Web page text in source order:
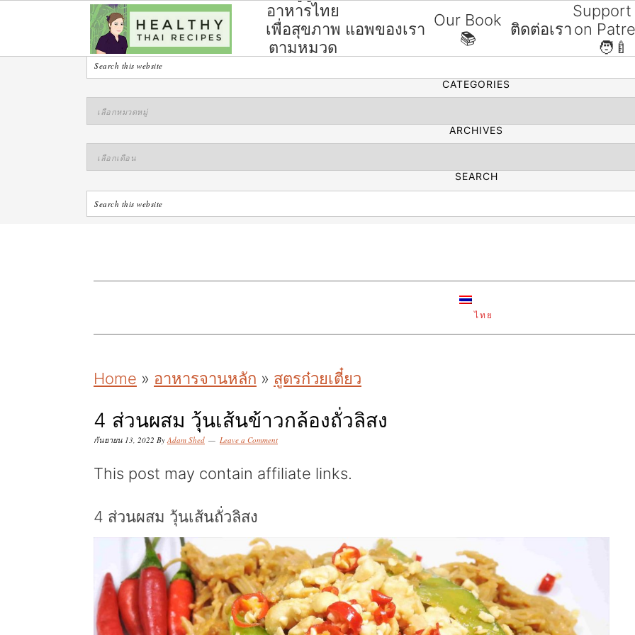
ไทย
SEARCH
CATEGORIES
ARCHIVES
SEARCH
t
o
p
r
m
a
y
n
t
o
m
a
n
c
n
t
t
o
p
r
m
a
y
s
ไทย
อาหารไทย
เพื่อสุขภาพ
ตามหมวด
แอพของเรา Our Book
📚
ติดต่อเรา
Support
on
🧑‍🍼
Home » อาหารจานหลัก » สูตรก๋วยเตี๋ยว
4 ส่วนผสม วุ้นเส้นข้าวกล้องถั่วลิสง
กันยายน 13, 2022 ByAdam Shed Leave a Comment
This post may contain affiliate links.
4 ส่วนผสม วุ้นเส้นถั่วลิสง